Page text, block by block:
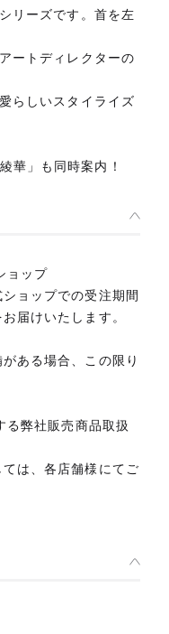
リーズです。首を左
ートディレクターの
らしいスタイライズ
華」も同時案内！
ョップ
ョップでの受注期間
届けいたします。
ある場合、この限り
る弊社販売商品取扱
は、各店舗様にてご